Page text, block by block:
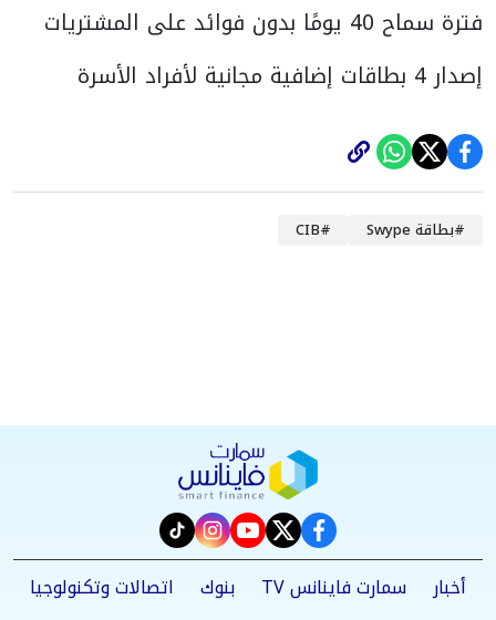
فترة سماح 40 يومًا بدون فوائد على المشتريات
إصدار 4 بطاقات إضافية مجانية لأفراد الأسرة
#بطاقة Swype #
CIB
facebook
twitter
youtube
instagram
tiktok
أخبار
سمارت فاينانس TV بنوك اتصالات وتكنولوجيا